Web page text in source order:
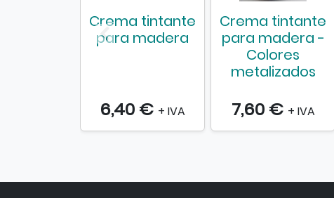
Crema tintante
para madera
6,40 € + IVA
Crema tintante
para madera -
Colores
metalizados
7,60 € + IVA